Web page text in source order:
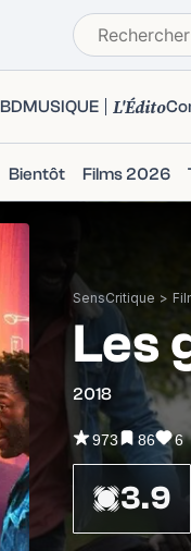
BDMUSIQUE L'Édito
Bientôt Films 2026
SensCritique >
Les
2018
973 86 6
3.9